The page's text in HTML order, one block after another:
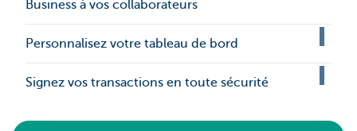
Business à vos collaborateurs
Personnalisez votre tableau de bord
Signez vos transactions en toute sécurité